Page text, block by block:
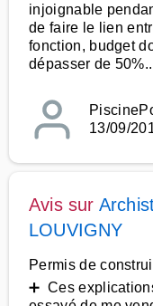
injoignable
de faire le lien
fonction, budget
dépasser de
13/09/
Avis sur
LOUVIGNY
Permis de
➕ Ces